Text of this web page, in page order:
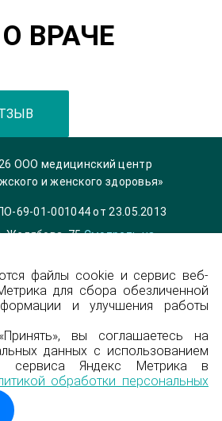
ВРАЧЕ
ООО медицинский центр
и женского здоровья»
69-01-001044 от 23.05.2013
Желябова, 75Смотреть на
36-84-33,info@garmonia-
clinic.ru
конфиденциальности
Энциклопедия
Карта сайта
сайта — Градус
файлы cookie и сервис веб-
для сбора обезличенной
и улучшения работы
вы соглашаетесь на
данных с использованием
Яндекс Метрика в
обработки персональных